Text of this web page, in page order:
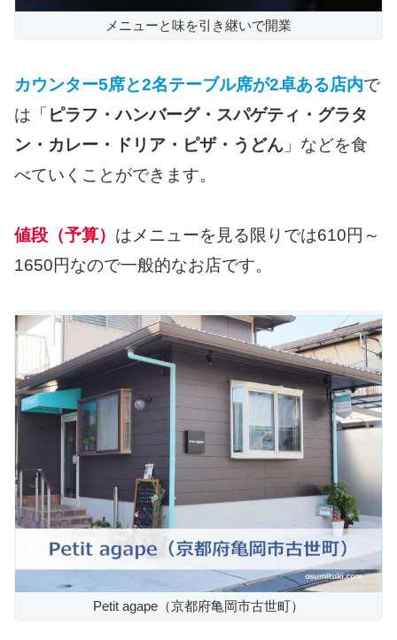
メニューと味を引き継いで開業
カウンター5席と2名テーブル席が2卓ある店内で
は「 ピラフ・ハンバーグ・スパゲティ・グラタ
ン・カレー・ドリア・ピザ・うどん 」などを食
べていくことができます。
値段（予算） はメニューを見る限りでは610円～
1650円なので一般的なお店です。
Petit agape（京都府亀岡市古世町）